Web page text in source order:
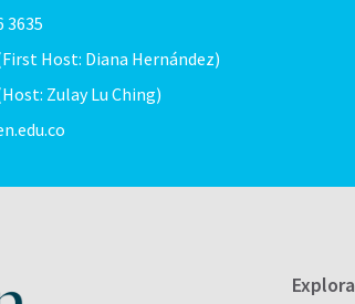
3635
Host: Diana Hernández)
Zulay Lu Ching)
Explora